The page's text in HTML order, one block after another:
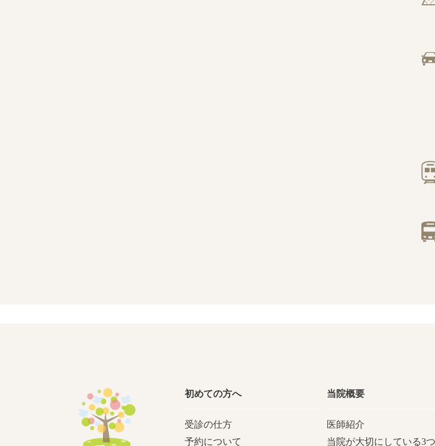
初めての方へ
受診の仕方
予約について
当院概要
医師紹介
当院が大切にしている3